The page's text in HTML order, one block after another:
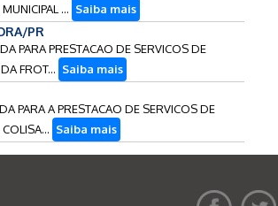
... Saiba mais
PR
PARA PRESTACAO DE SERVICOS DE
FROT... Saiba mais
PARA A PRESTACAO DE SERVICOS DE
Saiba mais